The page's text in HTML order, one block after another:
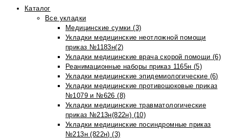
Каталог
Все укладки
Медицинские сумки (3)
Укладки медицинские неотложной помощи
приказ №1183н(2)
Укладки медицинские врача скорой помощи (6)
Реанимационные наборы приказ 1165н (5)
Укладки медицинские эпидемиологические (6)
Укладки медицинские противошоковые приказ
№1079 и №626 (8)
Укладки медицинские травматологические
приказ №213н(822н) (10)
Укладки медицинские посиндромные приказ
№213н (822н) (3)